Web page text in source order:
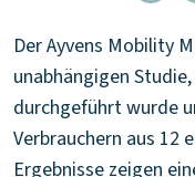
Der Ayvens Mobility
unabhängigen
durchgeführt wurde
Verbrauchern aus 12
Ergebnisse zeigen